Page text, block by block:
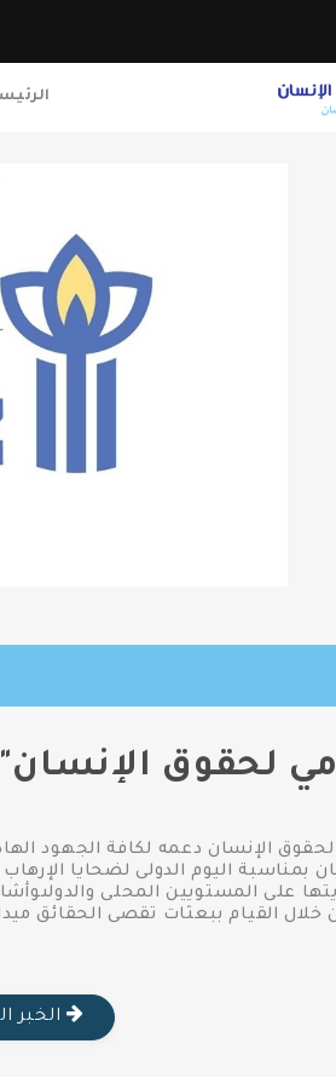
لحقوق
الإنسان دعمه لكافة الجهود
على المستويين المحلى
خلال القيام ببعثات تقصى الحقائق
الخبر